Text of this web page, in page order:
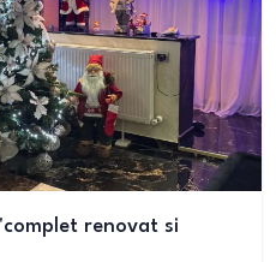
renovat si